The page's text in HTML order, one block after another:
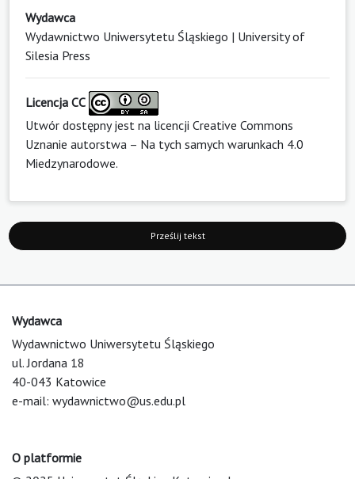
Wydawca
Wydawnictwo Uniwersytetu Śląskiego | University of
Silesia Press
Licencja CC
Utwór dostępny jest na licencji Creative Commons
Uznanie autorstwa – Na tych samych warunkach 4.0
Miedzynarodowe.
Prześlij tekst
Wydawca
Wydawnictwo Uniwersytetu Śląskiego
ul. Jordana 18
40-043 Katowice
e-mail: wydawnictwo@us.edu.pl
O platformie